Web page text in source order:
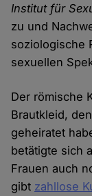
Institut für
zu und
soziologische
sexuellen
Der römische
Brautkleid,
geheiratet
betätigte sich
Frauen auch
gibt zahllose